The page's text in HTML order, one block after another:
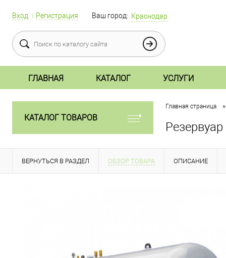
Вход Регистрация Ваш город: Краснодар
ГЛАВНАЯ КАТАЛОГ УСЛУГИ
КАТАЛОГ ТОВАРОВ
Главная страница •
ВЕРНУТЬСЯ В РАЗДЕЛ ОБЗОР ТОВАРА ОПИСАНИЕ